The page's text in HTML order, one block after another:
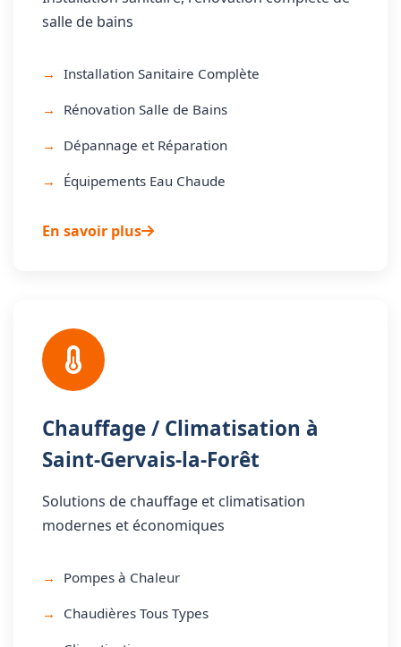
salle de bains
Installation Sanitaire Complète
Rénovation Salle de Bains
Dépannage et Réparation
Équipements Eau Chaude
En savoir plus
Chauffage / Climatisation à
Saint-Gervais-la-Forêt
Solutions de chauffage et climatisation
modernes et économiques
Pompes à Chaleur
Chaudières Tous Types